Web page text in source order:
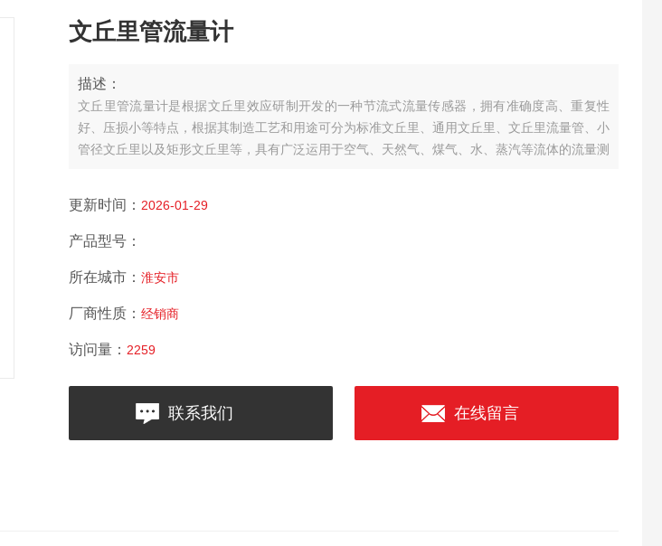
文丘里管流量计
描述：
文丘里管流量计是根据文丘里效应研制开发的一种节流式流量传感器，拥有准确度高、重复性
好、压损小等特点，根据其制造工艺和用途可分为标准文丘里、通用文丘里、文丘里流量管、小
管径文丘里以及矩形文丘里等，具有广泛运用于空气、天然气、煤气、水、蒸汽等流体的流量测
更新时间： 2026-01-29
产品型号：
所在城市： 淮安市
厂商性质： 经销商
访问量： 2259
联系我们 在线留言